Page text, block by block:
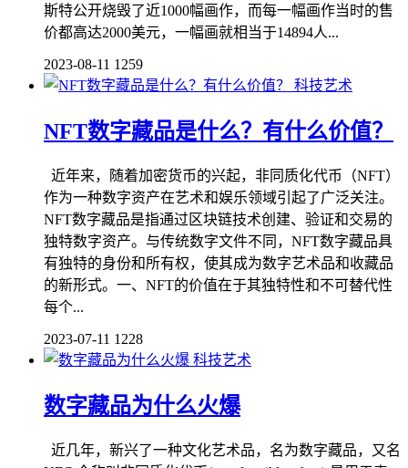
斯特公开烧毁了近1000幅画作，而每一幅画作当时的售
价都高达2000美元，一幅画就相当于14894人...
2023-08-11 1259
科技艺术
NFT数字藏品是什么？有什么价值？
近年来，随着加密货币的兴起，非同质化代币（NFT）
作为一种数字资产在艺术和娱乐领域引起了广泛关注。
NFT数字藏品是指通过区块链技术创建、验证和交易的
独特数字资产。与传统数字文件不同，NFT数字藏品具
有独特的身份和所有权，使其成为数字艺术品和收藏品
的新形式。一、NFT的价值在于其独特性和不可替代性
每个...
2023-07-11 1228
科技艺术
数字藏品为什么火爆
近几年，新兴了一种文化艺术品，名为数字藏品，又名